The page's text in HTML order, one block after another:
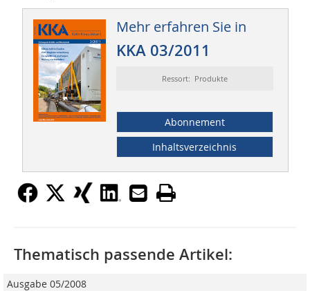
Mehr erfahren Sie in
KKA 03/2011
Ressort: Produkte
Abonnement
Inhaltsverzeichnis
Thematisch passende Artikel:
Ausgabe 05/2008